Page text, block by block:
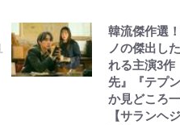
韓流傑作選
ノの傑出し
れる主演3作
先』『テプ
か見どころ
【サランヘ